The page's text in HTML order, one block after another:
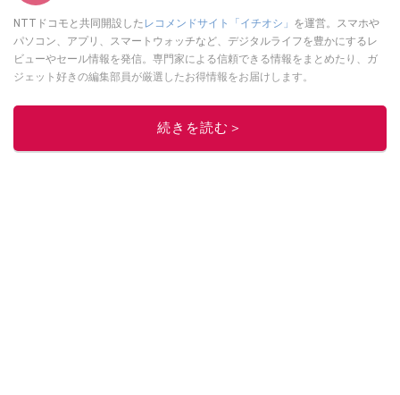
NTTドコモと共同開設した レコメンドサイト「イチオシ」 を運営。スマホや
パソコン、アプリ、スマートウォッチなど、デジタルライフを豊かにするレ
ビューやセール情報を発信。専門家による信頼できる情報をまとめたり、ガ
ジェット好きの編集部員が厳選したお得情報をお届けします。
このイチオシストの他の記事を読む
続きを読む＞